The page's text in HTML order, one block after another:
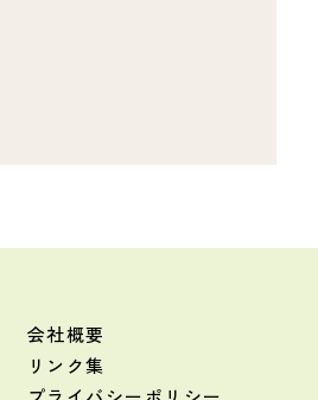
会社概要
リンク集